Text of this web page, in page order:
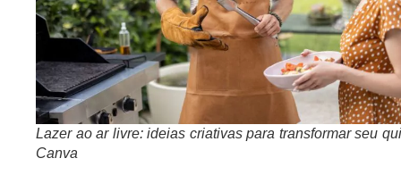
Lazer ao ar livre: ideias criativas para transformar seu
Canva